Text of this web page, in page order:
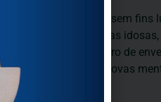
Solidariedade Social sem fins
e às pessoas
idosas, num quadro de
idades, promove novas